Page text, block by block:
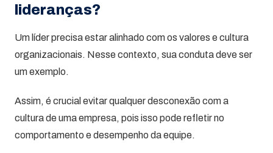
lideranças?
Um líder precisa estar alinhado com os valores e cultura
organizacionais. Nesse contexto, sua conduta deve ser
um exemplo.
Assim, é crucial evitar qualquer desconexão com a
cultura de uma empresa, pois isso pode refletir no
comportamento e desempenho da equipe.